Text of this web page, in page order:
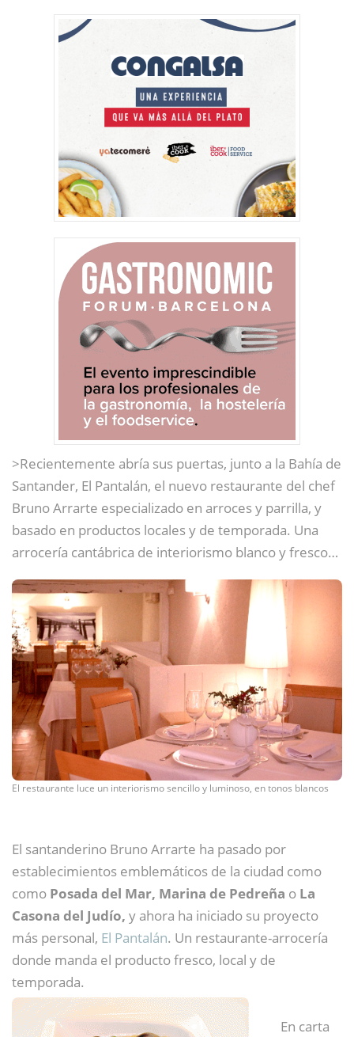
>Recientemente abría sus puertas, junto a la Bahía de
Santander, El Pantalán, el nuevo restaurante del chef
Bruno Arrarte especializado en arroces y parrilla, y
basado en productos locales y de temporada. Una
arrocería cantábrica de interiorismo blanco y fresco…
El restaurante luce un interiorismo sencillo y luminoso, en tonos blancos
El santanderino Bruno Arrarte ha pasado por
establecimientos emblemáticos de la ciudad como
como Posada del Mar, Marina de Pedreña o La
Casona del Judío, y ahora ha iniciado su proyecto
más personal, El Pantalán. Un restaurante-arrocería
donde manda el producto fresco, local y de
temporada.
En carta